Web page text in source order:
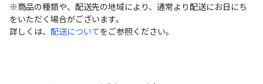
※商品の種類や、配送先の地域により、通常より配送にお日にち
をいただく場合がございます。
詳しくは、 配送についてをご参照ください。